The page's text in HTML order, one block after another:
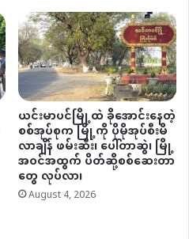
ယင်းမာပင်မြို့ထဲ ခိုအောင်းနေတဲ့
စစ်အုပ်စုက မြို့ကို ပိုမိုအုပ်စီးမိ
လာချိန် ဖမ်းဆီး၊ ပေါ်တာဆွဲ၊ မြို့
အဝင်အထွက် ပိတ်ဆို့စစ်ဆေးတာ
တွေ လုပ်လာ၊
August 4, 2026